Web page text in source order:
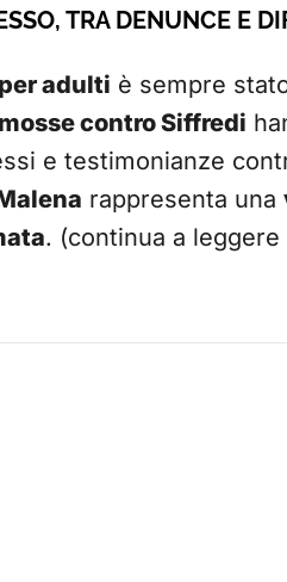
TRA DENUNCE E
adulti è sempre
contro Siffredi
e testimonianze
rappresenta una
. (continua a